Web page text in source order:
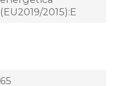
(EU2019/2015):E
65